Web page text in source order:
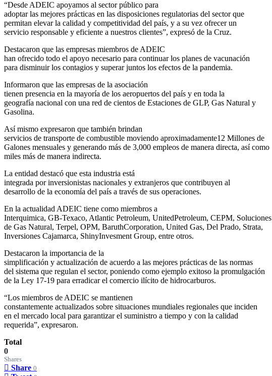
“Desde ADEIC apoyamos al sector público para
adoptar las mejores prácticas en las disposiciones regulatorias del sector que
permitan elevar la calidad y competitividad del país, y a su vez ofrecer un
servicio responsable y eficiente a nuestros clientes”, expresó de la Cruz.
Destacaron que las empresas miembros de ADEIC
han ofrecido todo el apoyo necesario para continuar los planes de vacunación
para disminuir los contagios y superar juntos los efectos de la pandemia.
Informaron que las empresas de la asociación
tienen presencia en la mayoría de los aeropuertos del país y en toda la
geografía nacional con una red de cientos de Estaciones de GLP, Gas Natural y
Gasolina.
Así mismo expresaron que también brindan
servicios de transporte de combustible moviendo aproximadamente12 Millones de
Galones mensuales y generando más de 3,000 empleos de manera directa, así como
miles más de manera indirecta.
La entidad destacó que esta industria está
integrada por inversionistas nacionales y extranjeros que contribuyen al
desarrollo de la economía del país a través de sus operaciones.
En la actualidad ADEIC tiene como miembros a
Interquimica, GB-Texaco, Atlantic Petroleum, UnitedPetroleum, CEPM, Soluciones
de Gas Natural, Terpel, OPM, BaruthCorporation, United Gas, Del Prado, Strata,
Inversiones Cajamarca, ShinyInvesment Group, entre otros.
Destacaron la importancia de la
simplificación y actualización de acuerdo a las mejores prácticas de las normas
del sistema que regulan el sector, poniendo como ejemplo exitoso la promulgación
de la Ley 17-19 para erradicar el comercio ilícito de hidrocarburos.
“Los miembros de ADEIC se mantienen
constantemente actualizados sobre situaciones mundiales regionales que inciden
en el mercado local para garantizar el suministro a tiempo y con la calidad
requerida”, expresaron.
Total
0
Shares
Share 0